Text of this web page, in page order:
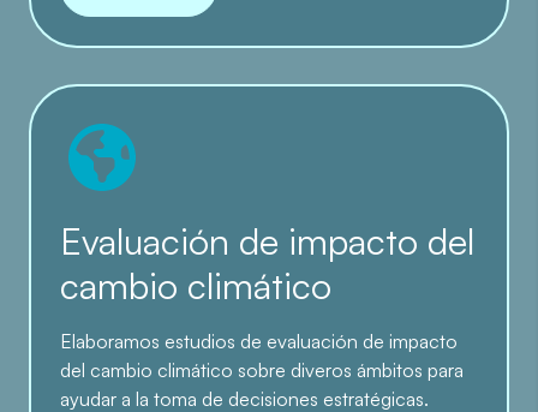
Evaluación de impacto del
cambio climático
Elaboramos estudios de evaluación de impacto
del cambio climático sobre diveros ámbitos para
ayudar a la toma de decisiones estratégicas.